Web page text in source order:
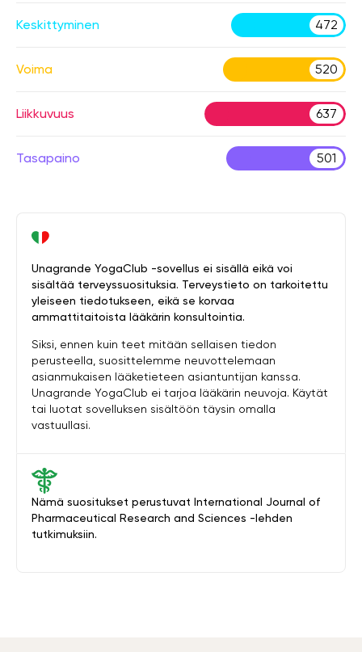
Keskittyminen 472
Voima 520
Liikkuvuus 637
Tasapaino 501
Nämä suositukset perustuvat International Journal of
Pharmaceutical Research and Sciences -lehden
tutkimuksiin.
Unagrande YogaClub -sovellus ei sisällä eikä voi
sisältää terveyssuosituksia. Terveystieto on tarkoitettu
yleiseen tiedotukseen, eikä se korvaa
ammattitaitoista lääkärin konsultointia.
Siksi, ennen kuin teet mitään sellaisen tiedon
perusteella, suosittelemme neuvottelemaan
asianmukaisen lääketieteen asiantuntijan kanssa.
Unagrande YogaClub ei tarjoa lääkärin neuvoja. Käytät
tai luotat sovelluksen sisältöön täysin omalla
vastuullasi.